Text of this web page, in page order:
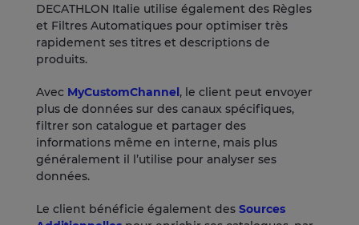
DECATHLON Italie utilise également des Règles
et Filtres Automatiques pour optimiser très
rapidement ses titres et descriptions de
produits.
Avec MyCustomChannel, le client peut envoyer
plus de données sur des canaux spécifiques,
filtrer son catalogue et partager des
informations même en interne, mais plus
généralement il l’utilise pour analyser ses
données.
Le client bénéficie également des Sources